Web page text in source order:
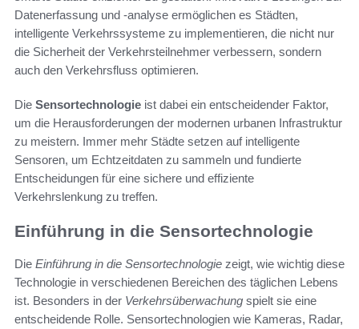
Datenerfassung und -analyse ermöglichen es Städten,
intelligente Verkehrssysteme zu implementieren, die nicht nur
die Sicherheit der Verkehrsteilnehmer verbessern, sondern
auch den Verkehrsfluss optimieren.
Die Sensortechnologie ist dabei ein entscheidender Faktor,
um die Herausforderungen der modernen urbanen Infrastruktur
zu meistern. Immer mehr Städte setzen auf intelligente
Sensoren, um Echtzeitdaten zu sammeln und fundierte
Entscheidungen für eine sichere und effiziente
Verkehrslenkung zu treffen.
Einführung in die Sensortechnologie
Die Einführung in die Sensortechnologie zeigt, wie wichtig diese
Technologie in verschiedenen Bereichen des täglichen Lebens
ist. Besonders in der Verkehrsüberwachung spielt sie eine
entscheidende Rolle. Sensortechnologien wie Kameras, Radar,